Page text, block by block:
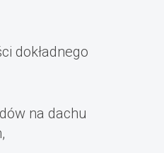
dokładnego
na dachu